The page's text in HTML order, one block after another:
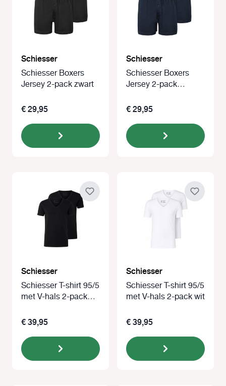
Schiesser
Schiesser Boxers
Jersey 2-pack zwart
€ 29,95
Schiesser
Schiesser Boxers
Jersey 2-pack
€ 29,95
Schiesser
Schiesser T-shirt 95/5
met V-hals 2-pack
€ 39,95
Schiesser
Schiesser T-shirt 95/5
met V-hals 2-pack wit
€ 39,95